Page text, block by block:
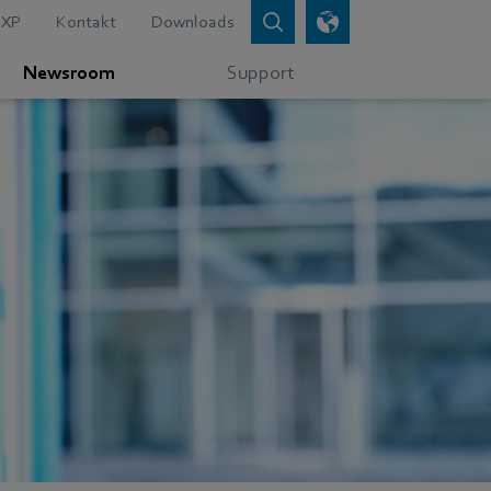
Kontakt Downloads
Newsroom Support